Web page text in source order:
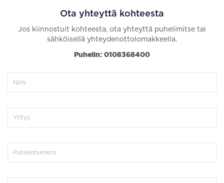
Ota yhteyttä kohteesta
Jos kiinnostuit kohteesta, ota yhteyttä puhelimitse tai
sähköisellä yhteydenottolomakkeella.
Puhelin: 0108368400